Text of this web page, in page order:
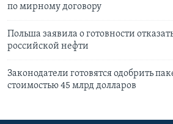
по мирному договору
Польша заявила о готовности
российской нефти
Законодатели готовятся одобрить
стоимостью 45 млрд долларов